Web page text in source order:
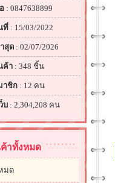
: 0847638899
ที่: 15/03/2022
สุด: 02/07/2026
ค้า: 348 ชิ้น
าชิก: 12 คน
บ: 2,304,208 คน
าทั้งหมด
มด